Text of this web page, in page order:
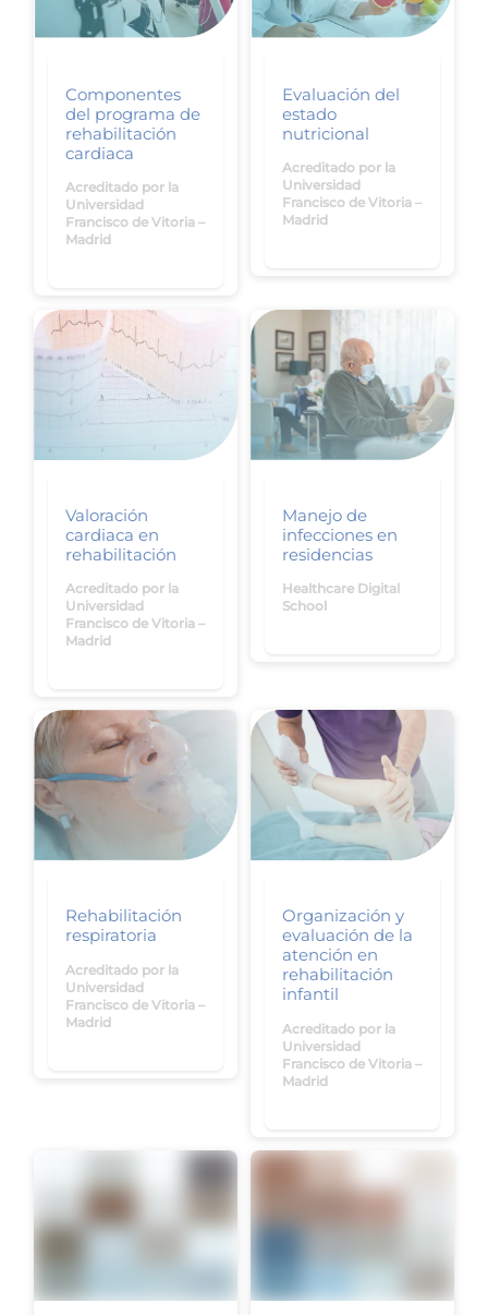
Componentes
del programa de
rehabilitación
cardiaca
Acreditado por la
Universidad
Francisco de Vitoria –
Madrid
Evaluación del
estado
nutricional
Acreditado por la
Universidad
Francisco de Vitoria –
Madrid
Valoración
cardiaca en
rehabilitación
Acreditado por la
Universidad
Francisco de Vitoria –
Madrid
Manejo de
infecciones en
residencias
Healthcare Digital
School
Rehabilitación
respiratoria
Acreditado por la
Universidad
Francisco de Vitoria –
Madrid
Organización y
evaluación de la
atención en
rehabilitación
infantil
Acreditado por la
Universidad
Francisco de Vitoria –
Madrid